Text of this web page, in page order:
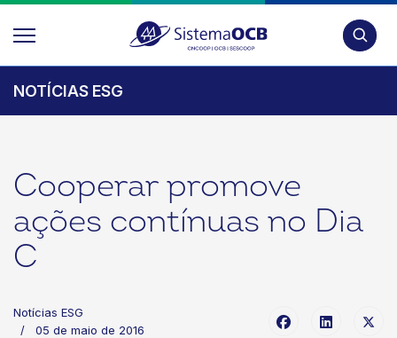
NOTÍCIAS ESG
Cooperar promove
ações contínuas no Dia
C
Notícias ESG
05 de maio de 2016